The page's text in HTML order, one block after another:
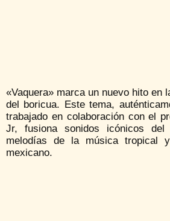
«Vaquera» marca un nuevo hito en
del boricua. Este tema,
trabajado en colaboración con el
Jr, fusiona sonidos icónicos del
melodías de la música tropical
mexicano.